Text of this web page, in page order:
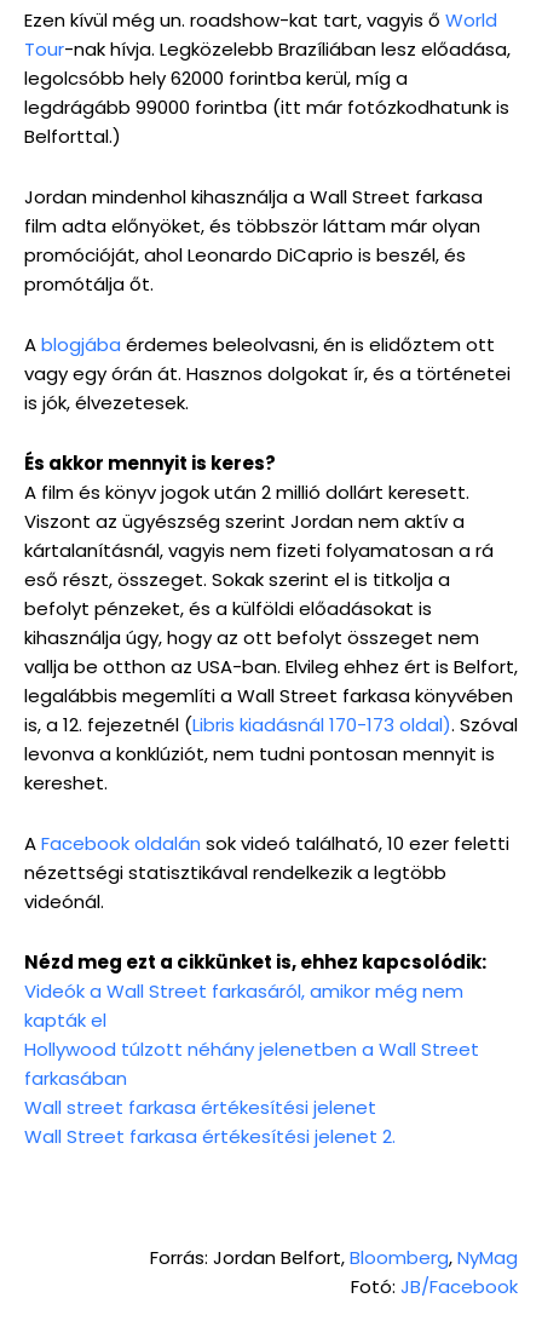
Ezen kívül még un. roadshow-kat tart, vagyis ő World
Tour-nak hívja. Legközelebb Brazíliában lesz előadása,
legolcsóbb hely 62000 forintba kerül, míg a
legdrágább 99000 forintba (itt már fotózkodhatunk is
Belforttal.)
Jordan mindenhol kihasználja a Wall Street farkasa
film adta előnyöket, és többször láttam már olyan
promócióját, ahol Leonardo DiCaprio is beszél, és
promótálja őt.
Ablogjába érdemes beleolvasni, én is elidőztem ott
vagy egy órán át. Hasznos dolgokat ír, és a történetei
is jók, élvezetesek.
És akkor mennyit is keres?
A film és könyv jogok után 2 millió dollárt keresett.
Viszont az ügyészség szerint Jordan nem aktív a
kártalanításnál, vagyis nem fizeti folyamatosan a rá
eső részt, összeget. Sokak szerint el is titkolja a
befolyt pénzeket, és a külföldi előadásokat is
kihasználja úgy, hogy az ott befolyt összeget nem
vallja be otthon az USA-ban. Elvileg ehhez ért is Belfort,
legalábbis megemlíti a Wall Street farkasa könyvében
is, a 12. fejezetnél (Libris kiadásnál 170-173 oldal). Szóval
levonva a konklúziót, nem tudni pontosan mennyit is
kereshet.
AFacebook oldalán sok videó található, 10 ezer feletti
nézettségi statisztikával rendelkezik a legtöbb
videónál.
Nézd meg ezt a cikkünket is, ehhez kapcsolódik:
Videók a Wall Street farkasáról, amikor még nem
kapták el
Hollywood túlzott néhány jelenetben a Wall Street
farkasában
Wall street farkasa értékesítési jelenet
Wall Street farkasa értékesítési jelenet 2.
Forrás: Jordan Belfort,Bloomberg,NyMag
Fotó: JB/Facebook